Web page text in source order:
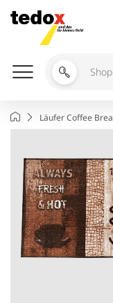
Inhalt
springen
Shop
Ratgeber
durchsuchen
StartseiteLäufer Coffee